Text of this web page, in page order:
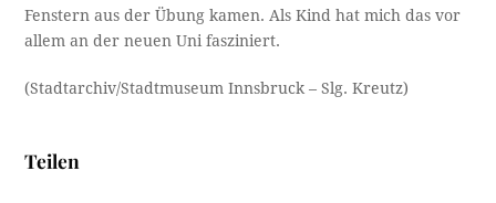
Fenstern aus der Übung kamen. Als Kind hat mich das vor
allem an der neuen Uni fasziniert.
(Stadtarchiv/Stadtmuseum Innsbruck – Slg. Kreutz)
Teilen